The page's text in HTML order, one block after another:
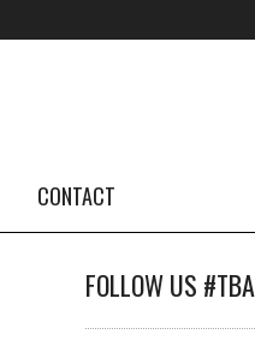
CONTACT
FOLLOW US #TBA